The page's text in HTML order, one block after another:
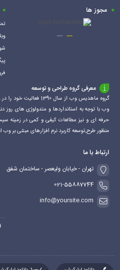
مجوز ها
معرفی گروه طراحی و توسعه
گروه ماهدیس وب از سال
وب با توجه به استانداردها و متدولوژی های روز
حرفه ای و نیز مطالعات کیفی و کمی در زمینه
منظور طرح,توسعه کاربرد نرم افزارهای مبتنی بر وب
ارتباط با ما
تهران - خیابان ولیعصر - ساختمان شفق
021-55887744
info@yoursite.com